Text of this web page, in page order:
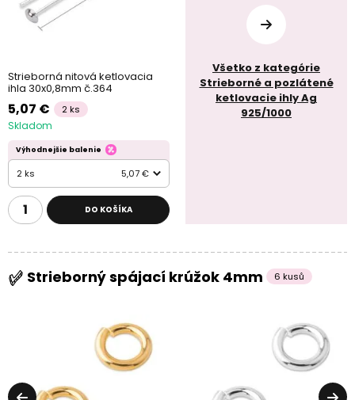
Strieborná nitová ketlovacia
ihla 30x0,8mm č.364
5,07 € 2 ks
Skladom
Výhodnejšie balenie
2 ks 5,07 €
DO KOŠÍKA
Všetko z kategórie
Strieborné a pozlátené
ketlovacie ihly Ag
925/1000
Strieborný spájací krúžok 4mm 6 kusů